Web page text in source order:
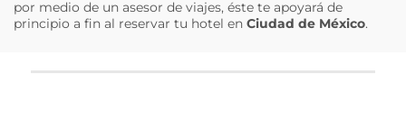
por medio de un asesor de viajes, éste te apoyará de
principio a fin al reservar tu hotel en Ciudad de México.